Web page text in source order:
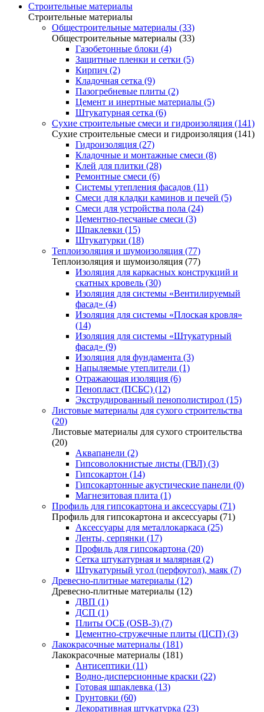
Строительные материалы
Строительные материалы
Общестроительные материалы (33)
Общестроительные материалы (33)
Газобетонные блоки (4)
Защитные пленки и сетки (5)
Кирпич (2)
Кладочная сетка (9)
Пазогребневые плиты (2)
Цемент и инертные материалы (5)
Штукатурная сетка (6)
Сухие строительные смеси и гидроизоляция (141)
Сухие строительные смеси и гидроизоляция (141)
Гидроизоляция (27)
Кладочные и монтажные смеси (8)
Клей для плитки (28)
Ремонтные смеси (6)
Системы утепления фасадов (11)
Смеси для кладки каминов и печей (5)
Смеси для устройства пола (24)
Цементно-песчаные смеси (3)
Шпаклевки (15)
Штукатурки (18)
Теплоизоляция и шумоизоляция (77)
Теплоизоляция и шумоизоляция (77)
Изоляция для каркасных конструкций и
скатных кровель (30)
Изоляция для системы «Вентилируемый
фасад» (4)
Изоляция для системы «Плоская кровля»
(14)
Изоляция для системы «Штукатурный
фасад» (9)
Изоляция для фундамента (3)
Напыляемые утеплители (1)
Отражающая изоляция (6)
Пенопласт (ПСБС) (12)
Экструдированный пенополистирол (15)
Листовые материалы для сухого строительства
(20)
Листовые материалы для сухого строительства
(20)
Аквапанели (2)
Гипсоволокнистые листы (ГВЛ) (3)
Гипсокартон (14)
Гипсокартонные акустические панели (0)
Магнезитовая плита (1)
Профиль для гипсокартона и аксессуары (71)
Профиль для гипсокартона и аксессуары (71)
Аксессуары для металлокаркаса (25)
Ленты, серпянки (17)
Профиль для гипсокартона (20)
Сетка штукатурная и малярная (2)
Штукатурный угол (перфоугол), маяк (7)
Древесно-плитные материалы (12)
Древесно-плитные материалы (12)
ДВП (1)
ДСП (1)
Плиты ОСБ (OSB-3) (7)
Цементно-стружечные плиты (ЦСП) (3)
Лакокрасочные материалы (181)
Лакокрасочные материалы (181)
Антисептики (11)
Водно-дисперсионные краски (22)
Готовая шпаклевка (13)
Грунтовки (60)
Декоративная штукатурка (23)